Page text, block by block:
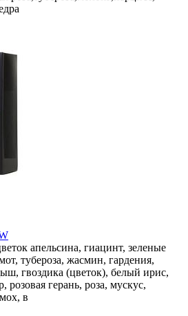
апельсина, гиацинт, зеленые
тубероза, жасмин, гардения,
гвоздика (цветок), белый ирис,
розовая герань, роза, мускус,
в